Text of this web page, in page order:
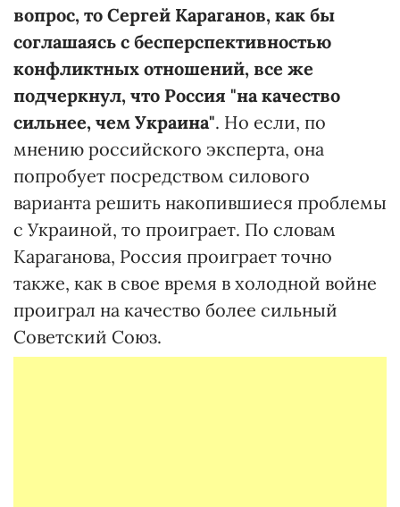
вопрос, то Сергей Караганов, как бы
соглашаясь с бесперспективностью
конфликтных отношений, все же
подчеркнул, что Россия "на качество
сильнее, чем Украина". Но если, по
мнению российского эксперта, она
попробует посредством силового
варианта решить накопившиеся проблемы
с Украиной, то проиграет. По словам
Караганова, Россия проиграет точно
также, как в свое время в холодной войне
проиграл на качество более сильный
Советский Союз.